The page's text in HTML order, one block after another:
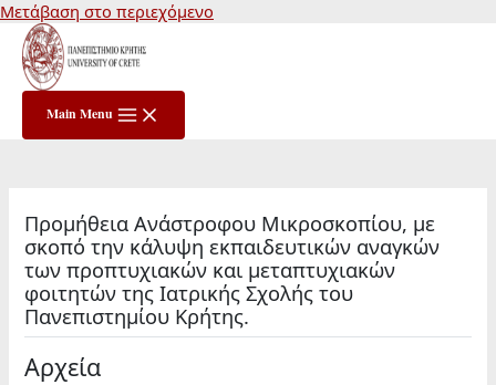
Μετάβαση στο περιεχόμενο
Main Menu
Προμήθεια Ανάστροφου Μικροσκοπίου, με
σκοπό την κάλυψη εκπαιδευτικών αναγκών
των προπτυχιακών και μεταπτυχιακών
φοιτητών της Ιατρικής Σχολής του
Πανεπιστημίου Κρήτης.
Αρχεία